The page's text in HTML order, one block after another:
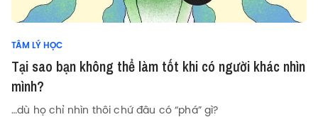
TÂM LÝ HỌC
Tại sao bạn không thể làm tốt khi có người khác nhìn
mình?
…dù họ chỉ nhìn thôi chứ đâu có “phá” gì?